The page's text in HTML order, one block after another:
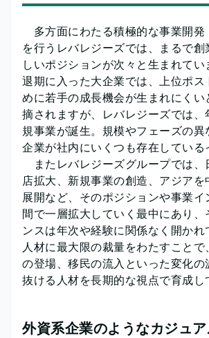
多方面にわたる積極的な事業開発
を行うレバレジーズでは、まるで
しいポジションが次々と生まれて
退期に入った大企業では、上位ポス
めに若手の成長機会が生まれにくい
摘されますが、レバレジーズでは
規事業が誕生。規模やフェーズの異
企業が社内にいくつも存在している
またレバレジーズグループでは、
店拡大、新規事業の創造、アジア
展開など、そのポジションや事業イ
間で一層拡大していく最中にあり、
ンスは年次や経験に関係なく開かれ
人材に最大限の裁量をわたすこと
の登場、移民の流入といった変化の
抜ける人材を長期的な視点で育成し
外資系企業のようなカジュ